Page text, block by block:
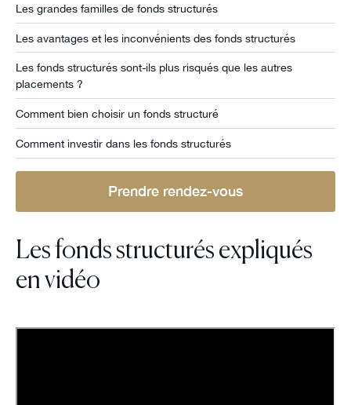
Les grandes familles de fonds structurés
Les avantages et les inconvénients des fonds structurés
Les fonds structurés sont-ils plus risqués que les autres
placements ?
Comment bien choisir un fonds structuré
Comment investir dans les fonds structurés
Prendre rendez-vous
Les fonds structurés expliqués
en vidéo